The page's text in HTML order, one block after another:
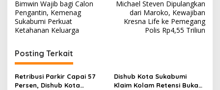
a
v
g
a
s
Bimwin Wajib bagi Calon
Pengantin, Kemenag
Sukabumi Perkuat
Ketahanan Keluarga
Michael Steven Dipulangkan
dari Maroko, Kewajiban
Kresna Life ke Pemegang
Polis Rp4,55 Triliun
Posting Terkait
Retribusi Parkir Capai 57
Persen, Dishub Kota
Dishub Kota Sukabumi
Klaim Kolam Retensi Bukan